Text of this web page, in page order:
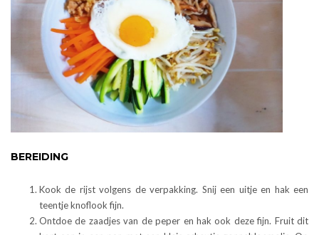
BEREIDING
Kook de rijst volgens de verpakking. Snij een uitje en hak een
teentje knoflook fijn.
Ontdoe de zaadjes van de peper en hak ook deze fijn. Fruit dit